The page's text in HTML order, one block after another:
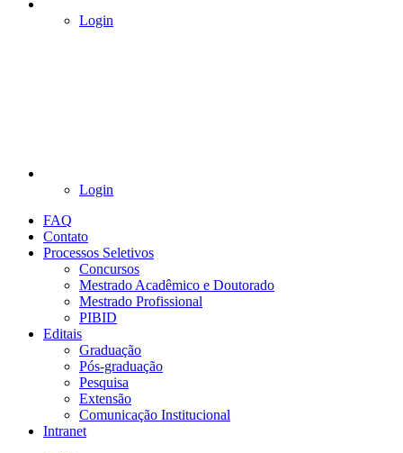
Login
Login
FAQ
Contato
Processos Seletivos
Concursos
Mestrado Acadêmico e Doutorado
Mestrado Profissional
PIBID
Editais
Graduação
Pós-graduação
Pesquisa
Extensão
Comunicação Institucional
Intranet